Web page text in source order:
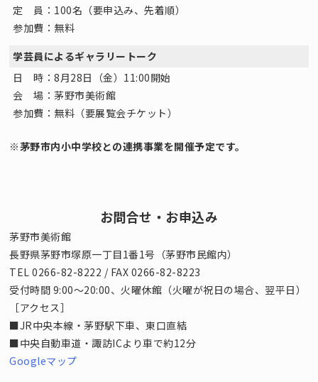
定 員：100名（要申込み、先着順）
参加費：無料
学芸員によるギャラリートーク
日 時：8月28日（金）11:00開始
会 場：茅野市美術館
参加費：無料（要展覧会チケット）
※茅野市内小中学校との連携事業を開催予定です。
お問合せ・お申込み
茅野市美術館
長野県茅野市塚原一丁目1番1号（茅野市民館内）
TEL 0266-82-8222 / FAX 0266-82-8223
受付時間 9:00～20:00、火曜休館（火曜が祝日の場合、翌平日）
［アクセス］
■JR中央本線・茅野駅下車、東口直結
■中央自動車道・諏訪ICより車で約12分
Googleマップ